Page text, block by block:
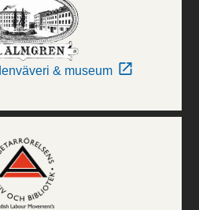
& museum